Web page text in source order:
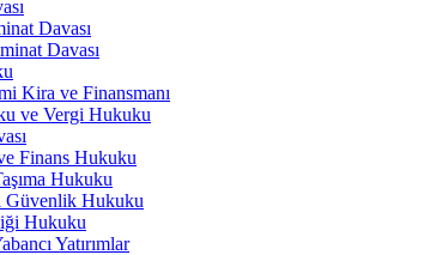
Davası
Davası
Kira ve Finansmanı
ve Vergi Hukuku
Finans Hukuku
Hukuku
Güvenlik Hukuku
Hukuku
Yatırımlar